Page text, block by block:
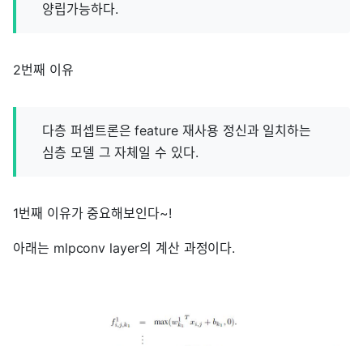
양립가능하다.
2번째 이유
다층 퍼셉트론은 feature 재사용 정신과 일치하는
심층 모델 그 자체일 수 있다.
1번째 이유가 중요해보인다~!
아래는 mlpconv layer의 계산 과정이다.